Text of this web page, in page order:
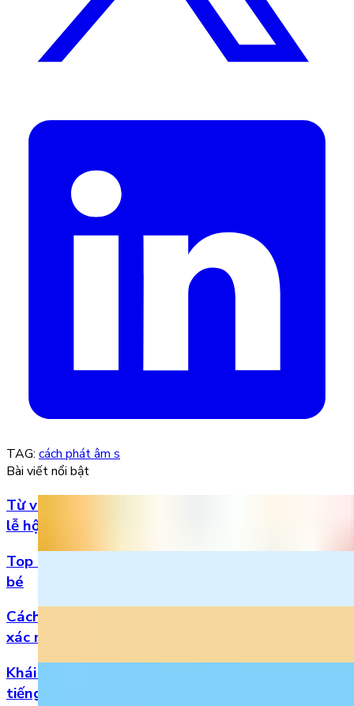
TAG: cách phát âm s
Bài viết nổi bật
Từ vựng Halloween tiếng Anh: Chuẩn bị cho mùa
lễ hội
Top 5 bài hát 20/11 hay nhất bằng tiếng Anh cho
bé
Cách đọc số thập phân trong tiếng Anh chuẩn
xác nhất
Khái niệm, phân loại và vị trí của danh từ trong
tiếng Anh